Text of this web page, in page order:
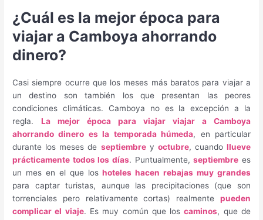
¿Cuál es la mejor época para
viajar a Camboya ahorrando
dinero?
Casi siempre ocurre que los meses más baratos para viajar a
un destino son también los que presentan las peores
condiciones climáticas. Camboya no es la excepción a la
regla.La mejor época para viajar viajar a Camboya
ahorrando dinero es la temporada húmeda, en particular
durante los meses de septiembrey octubre, cuando llueve
prácticamente todos los días. Puntualmente,septiembre es
un mes en el que loshoteles hacen rebajas muy grandes
para captar turistas, aunque las precipitaciones (que son
torrenciales pero relativamente cortas) realmente pueden
complicar el viaje. Es muy común que loscaminos, que de